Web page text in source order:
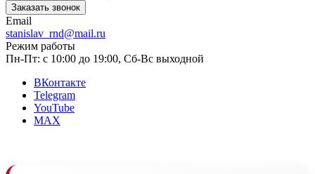
Заказать звонок
Email
stanislav_rnd@mail.ru
Режим работы
Пн-Пт: с 10:00 до 19:00, Сб-Вс выходной
ВКонтакте
Telegram
YouTube
MAX